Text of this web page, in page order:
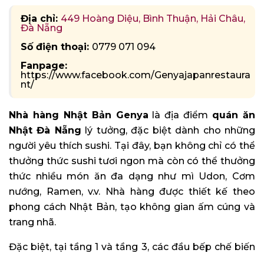
Địa chỉ: 449 Hoàng Diệu, Bình Thuận, Hải Châu,
Đà Nẵng
Số điện thoại: 0779 071 094
Fanpage:
https://www.facebook.com/Genyajapanrestaura
nt/
Nhà hàng Nhật Bản Genya là địa điểm quán ăn
Nhật Đà Nẵng lý tưởng, đặc biệt dành cho những
người yêu thích sushi. Tại đây, bạn không chỉ có thể
thưởng thức sushi tươi ngon mà còn có thể thưởng
thức nhiều món ăn đa dạng như mì Udon, Cơm
nướng, Ramen, v.v. Nhà hàng được thiết kế theo
phong cách Nhật Bản, tạo không gian ấm cúng và
trang nhã.
Đặc biệt, tại tầng 1 và tầng 3, các đầu bếp chế biến